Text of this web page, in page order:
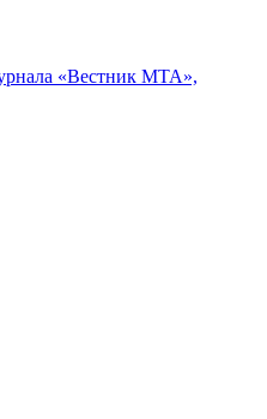
«Вестник МТА»,